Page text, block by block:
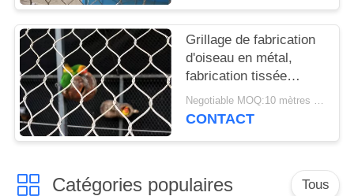
Grillage de fabrication
d'oiseau en métal,
fabrication tissée
flexible d'oiseau d'acier
inoxydable de 1.2mm
Negotiable MOQ:10 mètres carrés
CONTACT
Catégories populaires Tous